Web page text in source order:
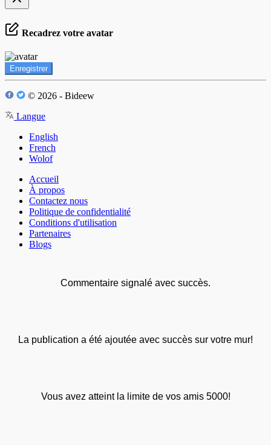
Recadrez votre avatar
Enregistrer
© 2026 - Bideew
Langue
English
French
Wolof
Accueil
À propos
Contactez nous
Politique de confidentialité
Conditions d'utilisation
Partenaires
Blogs
Commentaire signalé avec succès.
La publication a été ajoutée avec succès sur votre mur!
Vous avez atteint la limite de vos amis 5000!